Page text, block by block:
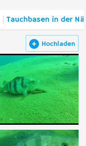
Tauchbasen in der
Hochladen